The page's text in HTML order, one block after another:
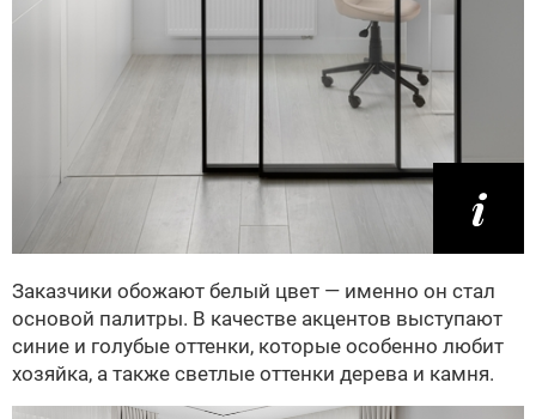
Заказчики обожают белый цвет — именно он стал
основой палитры. В качестве акцентов выступают
синие и голубые оттенки, которые особенно любит
хозяйка, а также светлые оттенки дерева и камня.